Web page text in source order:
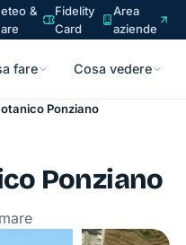
&
Fidelity
Card
Area
aziende
fare Cosa vedere
Ponziano
Ponziano